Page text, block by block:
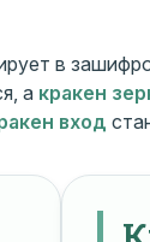
в
а кракен
вход